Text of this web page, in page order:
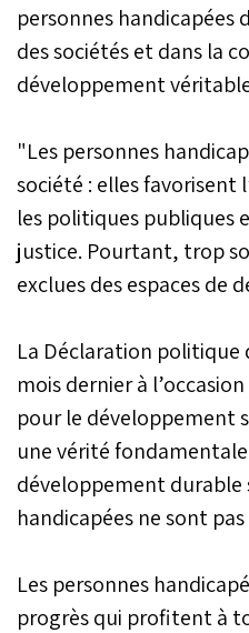
personnes
des sociétés et dans la
développement
"Les personnes
société : elles
les politiques publiques
justice. Pourtant, trop
exclues des espaces de
La Déclaration politique
mois dernier à
pour le développement
une vérité
développement durable
handicapées ne sont pas
Les personnes
progrès qui profitent à